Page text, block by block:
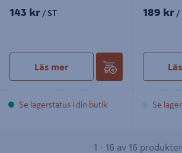
143 kr / ST
Läs mer
Se lagerstatus i din butik
189 kr /
Se
1 - 16 av 16 produkter